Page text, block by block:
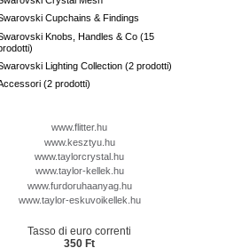
Cupchains & Findings
Knobs, Handles & Co (15
Lighting Collection (2 prodotti)
(2 prodotti)
www.flitter.hu
www.kesztyu.hu
www.taylorcrystal.hu
www.taylor-kellek.hu
www.furdoruhaanyag.hu
www.taylor-eskuvoikellek.hu
Tasso di euro correnti
350 Ft